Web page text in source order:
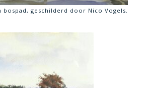
bospad, geschilderd door Nico Vogels.